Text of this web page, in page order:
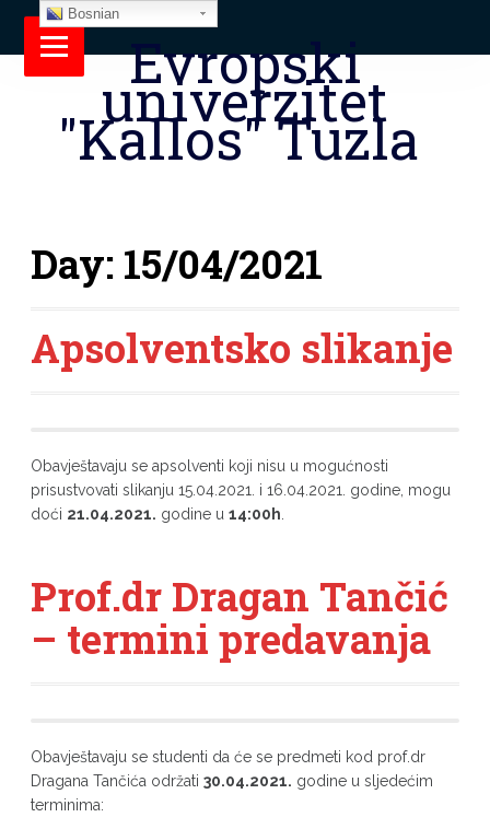
Evropski
univerzitet
"Kallos" Tuzla
Day: 15/04/2021
Apsolventsko slikanje
Obavještavaju se apsolventi koji nisu u mogućnosti
prisustvovati slikanju 15.04.2021. i 16.04.2021. godine, mogu
doći 21.04.2021. godine u 14:00h
Prof.dr Dragan Tančić
– termini predavanja
Obavještavaju se studenti da će se predmeti kod prof.dr
Dragana Tančića održati 30.04.2021. godine u sljedećim
terminima:
Bosnian